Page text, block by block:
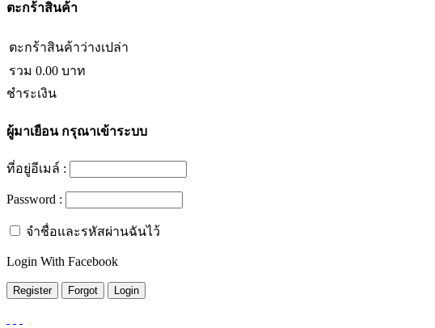
ตะกร้าสินค้า
ตะกร้าสินค้าว่างเปล่า
รวม 0.00 บาท
ชำระเงิน
ผู้มาเยือนกรุณาเข้าระบบ
ที่อยู่อีเมล์ :
Password :
จำชื่อและรหัสผ่านฉันไว้
Login With Facebook